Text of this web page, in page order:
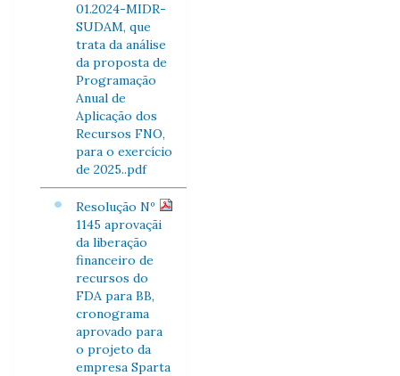
01.2024-MIDR-
SUDAM, que
trata da análise
da proposta de
Programação
Anual de
Aplicação dos
Recursos FNO,
para o exercício
de 2025..pdf
Resolução Nº
1145 aprovaçãi
da liberação
financeiro de
recursos do
FDA para BB,
cronograma
aprovado para
o projeto da
empresa Sparta